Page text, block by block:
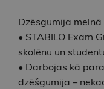
Dzēsgumija
• STABILO Exam
skolēnu un
• Darbojas kā
dzēšgumija –